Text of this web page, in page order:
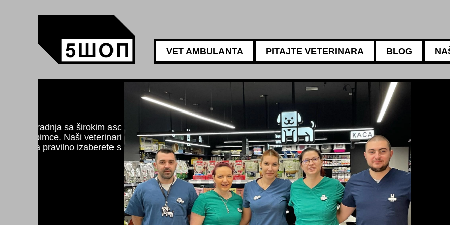
VET AMBULANTA PITAJTE VETERINARA BLOG
5АМБУЛАНТА
Za sve potrebe vaših
Naši iskusni veterinari
ishrani, negi i higijeni